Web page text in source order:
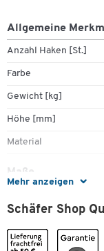
Mehr anzeigen
Allgemeine
Anzahl Haken [St.]
Farbe
Gewicht [kg]
Höhe [mm]
Material
Maße
Schäfer Shop